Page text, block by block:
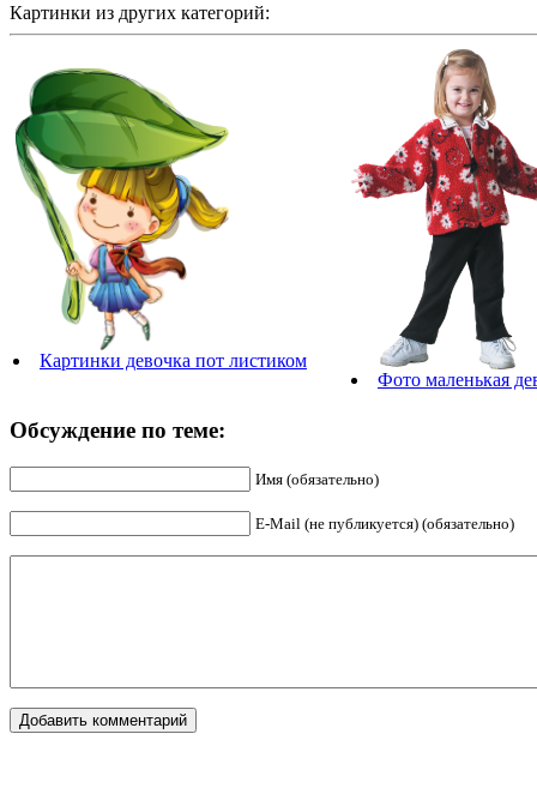
Картинки из других категорий:
Картинки девочка пот листиком
Фото маленькая
Обсуждение по теме:
Имя (обязательно)
E-Mail (не публикуется) (обязательно)